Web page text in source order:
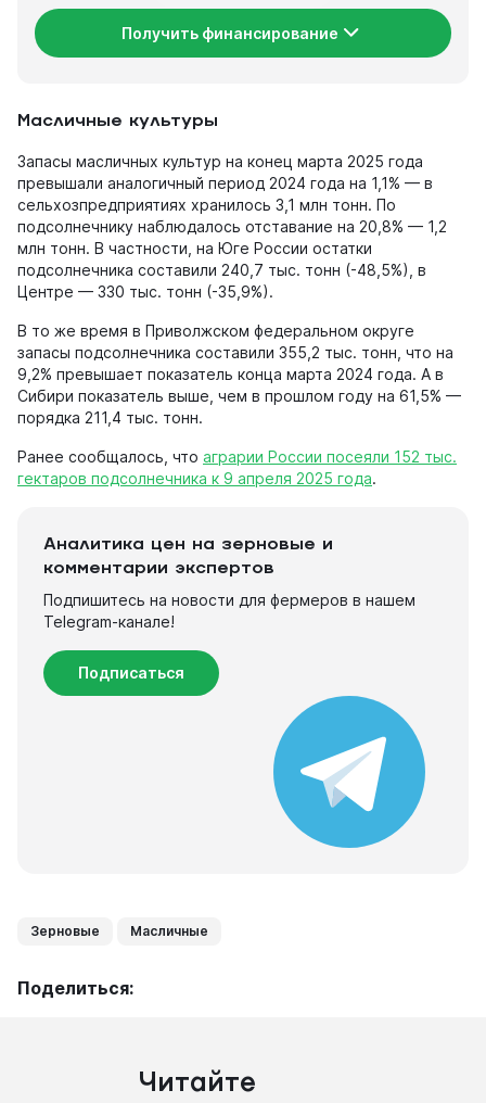
Получить финансирование
Масличные культуры
Запасы масличных культур на конец марта 2025 года
превышали аналогичный период 2024 года на 1,1% — в
сельхозпредприятиях хранилось 3,1 млн тонн. По
подсолнечнику наблюдалось отставание на 20,8% — 1,2
млн тонн. В частности, на Юге России остатки
подсолнечника составили 240,7 тыс. тонн (-48,5%), в
Центре — 330 тыс. тонн (-35,9%).
В то же время в Приволжском федеральном округе
запасы подсолнечника составили 355,2 тыс. тонн, что на
9,2% превышает показатель конца марта 2024 года. А в
Сибири показатель выше, чем в прошлом году на 61,5% —
порядка 211,4 тыс. тонн.
Ранее сообщалось, что аграрии России посеяли 152 тыс.
гектаров подсолнечника к 9 апреля 2025 года.
Аналитика цен на зерновые и
комментарии экспертов
Подпишитесь на новости для фермеров в нашем
Telegram-канале!
Подписаться
Зерновые Масличные
Поделиться:
Читайте